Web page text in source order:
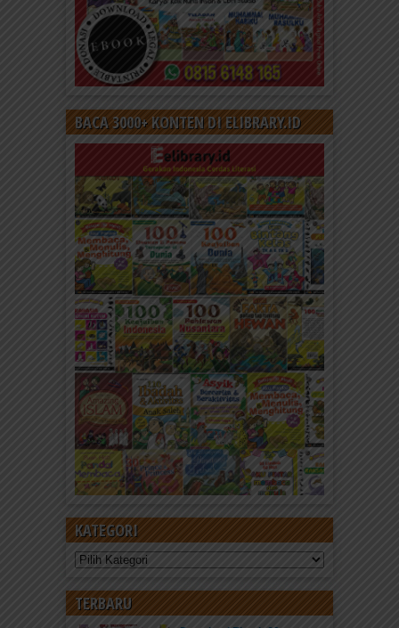
BACA 3000+ KONTEN DI ELIBRARY.ID
KATEGORI
Kategori
TERBARU